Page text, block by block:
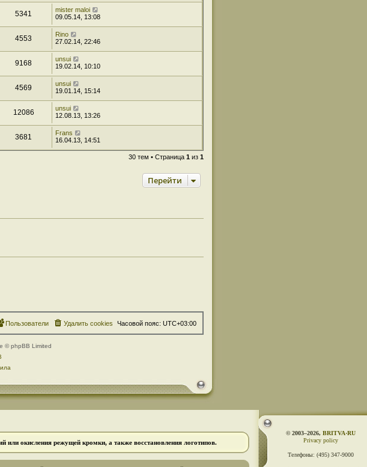
5341
mister maloi
09.05.14, 13:08
4553
Rino
27.02.14, 22:46
9168
unsui
19.02.14, 10:10
4569
unsui
19.01.14, 15:14
12086
unsui
12.08.13, 13:26
3681
Frans
16.04.13, 14:51
30 тем • Страница 1 из 1
Перейти
Часовой пояс: UTC+03:00
Удалить cookies
Пользователи
© phpBB Limited
или окисления режущей кромки, а также восстановления логотипов.
© 2003–2026, BRITVA·RU
Privacy policy
Телефоны: (495) 347-9000